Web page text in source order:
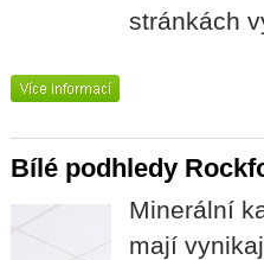
stránkách
Bílé podhledy
Minerální
mají